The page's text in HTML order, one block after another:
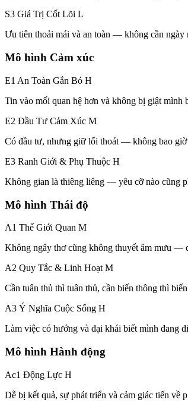
S3 Giá Trị Cốt Lõi L
Ưu tiên thoải mái và an toàn — không cần ngày
Mô hình Cảm xúc
E1 An Toàn Gắn Bó H
Tin vào mối quan hệ hơn và không bị giật mình
E2 Đầu Tư Cảm Xúc M
Có đầu tư, nhưng giữ lối thoát — không bao giờ
E3 Ranh Giới & Phụ Thuộc H
Không gian là thiêng liêng — yêu cỡ nào cũng
Mô hình Thái độ
A1 Thế Giới Quan M
Không ngây thơ cũng không thuyết âm mưu —
A2 Quy Tắc & Linh Hoạt M
Cần tuân thủ thì tuân thủ, cần biến thông thì
A3 Ý Nghĩa Cuộc Sống H
Làm việc có hướng và đại khái biết mình đang
Mô hình Hành động
Ac1 Động Lực H
Dễ bị kết quả, sự phát triển và cảm giác tiến về